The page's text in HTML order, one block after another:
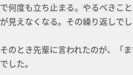
で何度も立ち止まる。やるべきこ
が見えなくなる。その繰り返しでし
そのとき先輩に言われたのが、「
でした。